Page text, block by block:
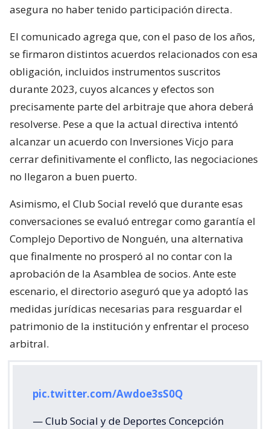
asegura no haber tenido participación directa.
El comunicado agrega que, con el paso de los años,
se firmaron distintos acuerdos relacionados con esa
obligación, incluidos instrumentos suscritos
durante 2023, cuyos alcances y efectos son
precisamente parte del arbitraje que ahora deberá
resolverse. Pese a que la actual directiva intentó
alcanzar un acuerdo con Inversiones Vicjo para
cerrar definitivamente el conflicto, las negociaciones
no llegaron a buen puerto.
Asimismo, el Club Social reveló que durante esas
conversaciones se evaluó entregar como garantía el
Complejo Deportivo de Nonguén, una alternativa
que finalmente no prosperó al no contar con la
aprobación de la Asamblea de socios. Ante este
escenario, el directorio aseguró que ya adoptó las
medidas jurídicas necesarias para resguardar el
patrimonio de la institución y enfrentar el proceso
arbitral.
pic.twitter.com/Awdoe3sS0Q
— Club Social y de Deportes Concepción